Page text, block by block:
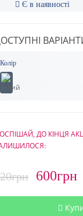
Є в наявності
Колір
ДО КІНЦЯ
600грн